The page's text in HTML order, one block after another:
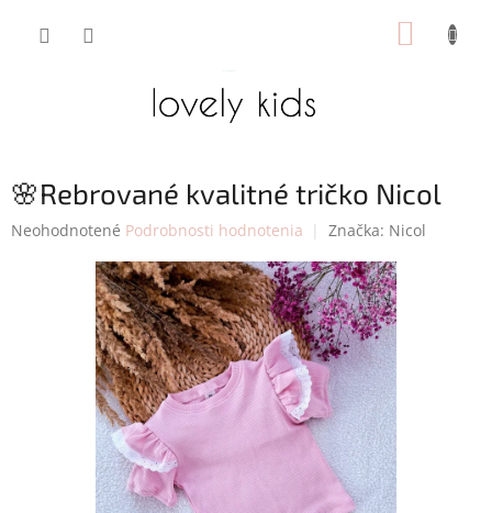
🌸Rebrované kvalitné tričko Nicol
Priemerné
Neohodnotené Podrobnosti hodnotenia Značka: Nicol